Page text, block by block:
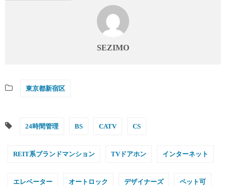
SEZIMO
東京都新宿区
24時間管理 BS CATV CS
REIT系ブランドマンション TVドアホン インターネット
エレベーター オートロック デザイナーズ ペット可